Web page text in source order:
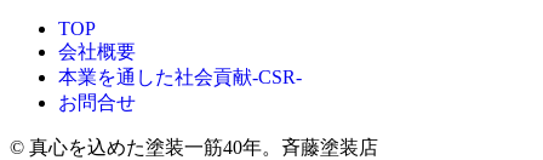
TOP
会社概要
本業を通した社会貢献-CSR-
お問合せ
© 真心を込めた塗装一筋40年。斉藤塗装店